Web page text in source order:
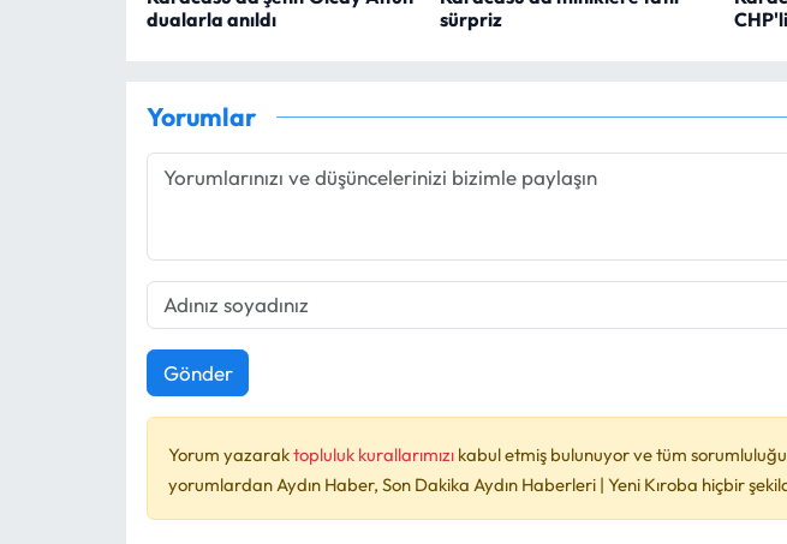
dualarla anıldı
sürpriz
Yorumlar
Gönder
Yorum yazaraktopluluk kurallarımızı kabul etmiş bulunuyor ve tüm
yorumlardan Aydın Haber, Son Dakika Aydın Haberleri | Yeni Kıroba hiçbir